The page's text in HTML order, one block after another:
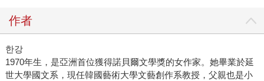
作者
한강
1970年生，是亞洲首位獲得諾貝爾文學獎的女作家。她畢業於延
世大學國文系，現任韓國藝術大學文藝創作系教授，父親也是小